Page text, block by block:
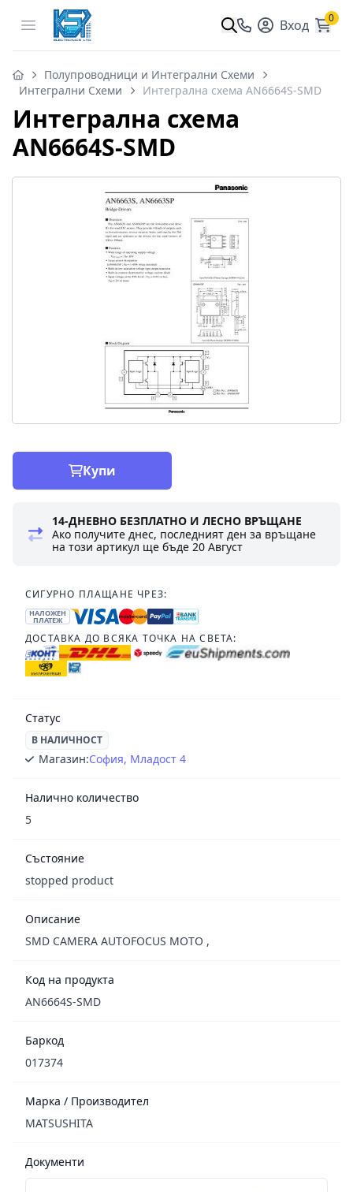
Open menu Вход 0
Полупроводници и Интегрални Схеми
Интегрални Схеми
Интегрална схема AN6664S-SMD
Интегрална схема
AN6664S-SMD
Купи
14-ДНЕВНО БЕЗПЛАТНО И ЛЕСНО ВРЪЩАНЕ
Ако получите днес, последният ден за връщане
на този артикул ще бъде20 Август
СИГУРНО ПЛАЩАНЕ ЧРЕЗ:
НАЛОЖЕН
ПЛАТЕЖ
ДОСТАВКА ДО ВСЯКА ТОЧКА НА СВЕТА:
Статус
В НАЛИЧНОСТ
Магазин:София, Младост 4
Налично количество
5
Състояние
stopped product
Описание
SMD CAMERA AUTOFOCUS MOTO ,
Код на продукта
AN6664S-SMD
Баркод
017374
Марка / Производител
MATSUSHITA
Документи